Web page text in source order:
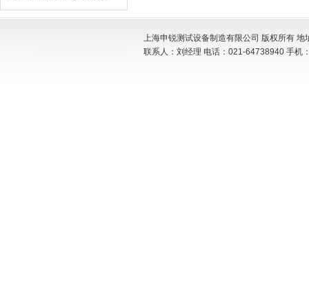
上海申锐测试设备制造有限公司 版权所有
联系人：刘经理 电话：021-64738940 手